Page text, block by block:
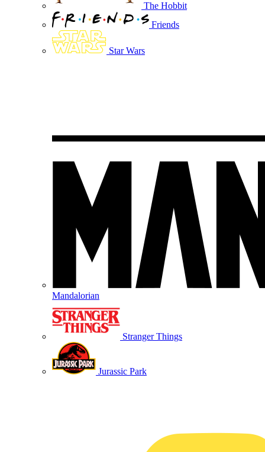
The Hobbit
Friends
Star Wars
Mandalorian
Stranger Things
Jurassic Park